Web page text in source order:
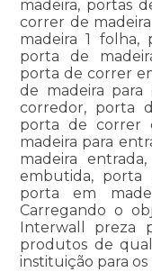
madeira, portas
correr de
madeira 1 folha,
porta de
porta de correr
de madeira para
corredor, porta
porta de correr
madeira para
madeira
embutida, porta
porta em
Carregando o
Interwall preza
produtos de
instituição para